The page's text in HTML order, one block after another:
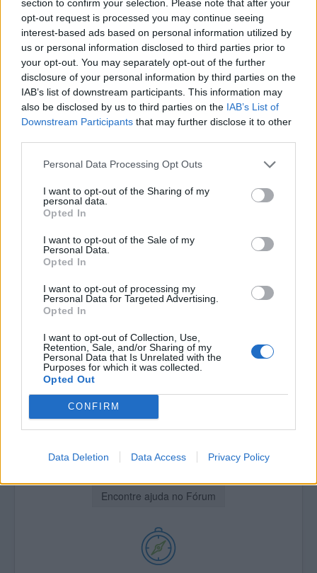
section to confirm your selection. Please note that after your
opt-out request is processed you may continue seeing
interest-based ads based on personal information utilized by
us or personal information disclosed to third parties prior to
your opt-out. You may separately opt-out of the further
disclosure of your personal information by third parties on the
IAB’s list of downstream participants. This information may
also be disclosed by us to third parties on the IAB’s List of
Downstream Participants that may further disclose it to other
Personal Data Processing Opt Outs
I want to opt-out of the Sharing of my
personal data.
Opted In
I want to opt-out of the Sale of my
Personal Data.
Opted In
I want to opt-out of processing my
Personal Data for Targeted Advertising.
Opted In
I want to opt-out of Collection, Use,
Retention, Sale, and/or Sharing of my
Personal Data that Is Unrelated with the
Purposes for which it was collected.
Opted Out
CONFIRM
Data Deletion Data Access Privacy Policy
JED — Diretório de Extensões Joomla!
Experimente o Joomla 6!
Joomla! 6
Descubra as funcionalidades mais recentes em
launch.joomla.org
Um sítio completamente gratuito em launch.joomla.org
Fórum oficial
Coloque pedidos de ajuda no Fórum Joomla!
Encontre ajuda no Fórum